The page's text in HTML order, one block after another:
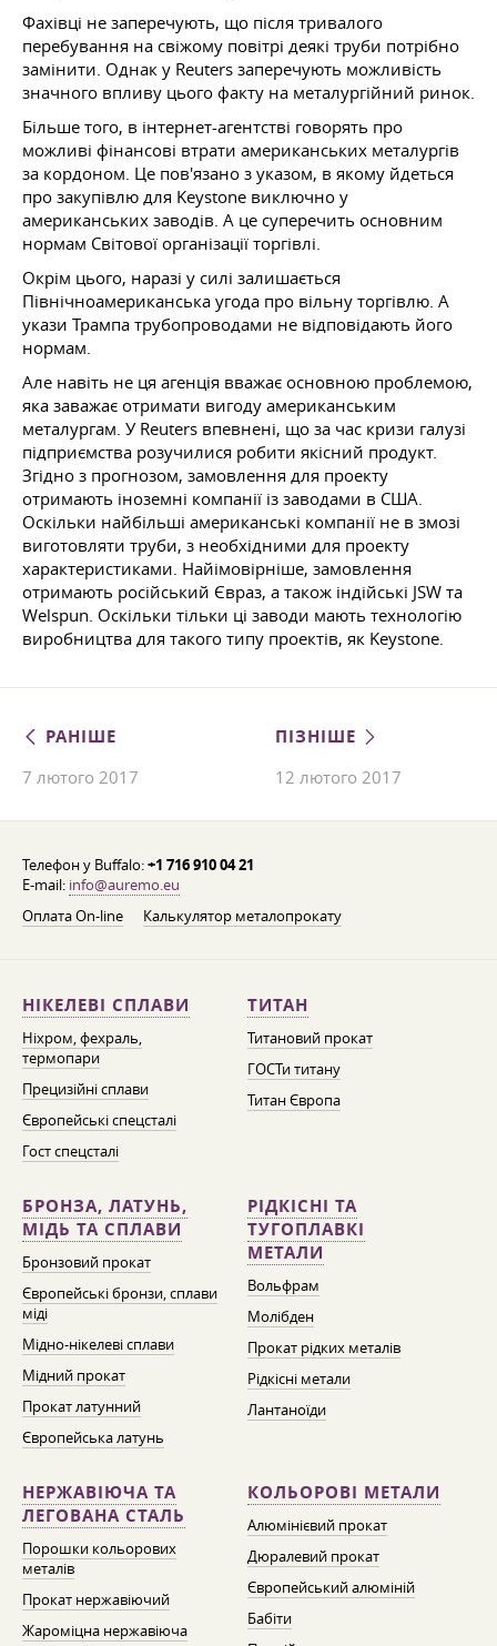
Фахівці не заперечують, що після тривалого
перебування на свіжому повітрі деякі труби потрібно
замінити. Однак у Reuters заперечують можливість
значного впливу цього факту на металургійний ринок.
Більше того, в інтернет-агентстві говорять про
можливі фінансові втрати американських металургів
за кордоном. Це пов'язано з указом, в якому йдеться
про закупівлю для Keystone виключно у
американських заводів. А це суперечить основним
нормам Світової організації торгівлі.
Окрім цього, наразі у силі залишається
Північноамериканська угода про вільну торгівлю. А
укази Трампа трубопроводами не відповідають його
нормам.
Але навіть не ця агенція вважає основною проблемою,
яка заважає отримати вигоду американським
металургам. У Reuters впевнені, що за час кризи галузі
підприємства розучилися робити якісний продукт.
Згідно з прогнозом, замовлення для проекту
отримають іноземні компанії із заводами в США.
Оскільки найбільші американські компанії не в змозі
виготовляти труби, з необхідними для проекту
характеристиками. Найімовірніше, замовлення
отримають російський Євраз, а також індійські JSW та
Welspun. Оскільки тільки ці заводи мають технологію
виробництва для такого типу проектів, як Keystone.
РАНІШЕ
7 лютого 2017
ПІЗНІШЕ
12 лютого 2017
Телефон у Buffalo:+1 716 910 04 21
E-mail: info@auremo.eu
Оплата On-line
Калькулятор металопрокату
НІКЕЛЕВІ СПЛАВИ
Ніхром, фехраль,
термопари
Прецизійні сплави
Європейські спецсталі
Гост спецсталі
ТИТАН
Титановий прокат
ГОСТи титану
Титан Європа
БРОНЗА, ЛАТУНЬ,
МІДЬ ТА СПЛАВИ
Бронзовий прокат
Європейські бронзи, сплави
міді
Мідно-нікелеві сплави
Мідний прокат
Прокат латунний
Європейська латунь
РІДКІСНІ ТА
ТУГОПЛАВКІ
МЕТАЛИ
Вольфрам
Молібден
Прокат рідких металів
Рідкісні метали
Лантаноїди
НЕРЖАВІЮЧА ТА
ЛЕГОВАНА СТАЛЬ
Порошки кольорових
металів
Прокат нержавіючий
Жароміцна нержавіюча
КОЛЬОРОВІ МЕТАЛИ
Алюмінієвий прокат
Дюралевий прокат
Європейський алюміній
Бабіти